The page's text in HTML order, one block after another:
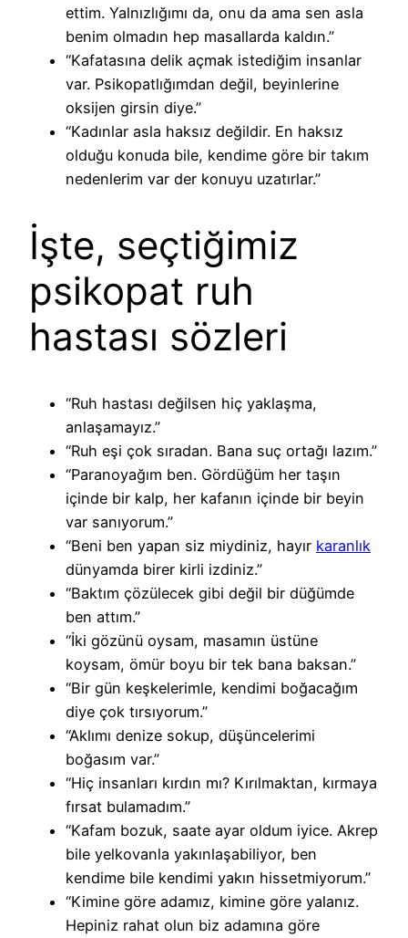
ettim. Yalnızlığımı da, onu da ama sen asla
benim olmadın hep masallarda kaldın.”
“Kafatasına delik açmak istediğim insanlar
var. Psikopatlığımdan değil, beyinlerine
oksijen girsin diye.”
“Kadınlar asla haksız değildir. En haksız
olduğu konuda bile, kendime göre bir takım
nedenlerim var der konuyu uzatırlar.”
İşte, seçtiğimiz
psikopat ruh
hastası sözleri
“Ruh hastası değilsen hiç yaklaşma,
anlaşamayız.”
“Ruh eşi çok sıradan. Bana suç ortağı lazım.”
“Paranoyağım ben. Gördüğüm her taşın
içinde bir kalp, her kafanın içinde bir beyin
var sanıyorum.”
“Beni ben yapan siz miydiniz, hayır karanlık
dünyamda birer kirli izdiniz.”
“Baktım çözülecek gibi değil bir düğümde
ben attım.”
“İki gözünü oysam, masamın üstüne
koysam, ömür boyu bir tek bana baksan.”
“Bir gün keşkelerimle, kendimi boğacağım
diye çok tırsıyorum.”
“Aklımı denize sokup, düşüncelerimi
boğasım var.”
“Hiç insanları kırdın mı? Kırılmaktan, kırmaya
fırsat bulamadım.”
“Kafam bozuk, saate ayar oldum iyice. Akrep
bile yelkovanla yakınlaşabiliyor, ben
kendime bile kendimi yakın hissetmiyorum.”
“Kimine göre adamız, kimine göre yalanız.
Hepiniz rahat olun biz adamına göre